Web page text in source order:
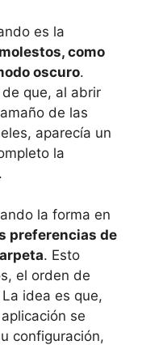
es la
como
oscuro.
que, al abrir
de las
aparecía un
la
la forma en
preferencias de
. Esto
el orden de
idea es que,
se
configuración,